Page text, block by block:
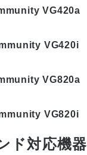
VG420a
VG420i
VG820a
VG820i
ド対応機